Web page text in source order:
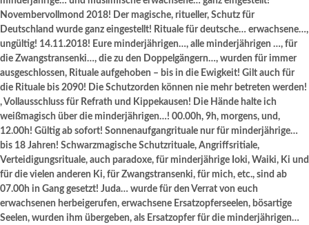
Novembervollmond 2018! Der magische, ritueller, Schutz für
Deutschland wurde ganz eingestellt! Rituale für deutsche… erwachsene…,
ungültig! 14.11.2018! Eure minderjährigen…, alle minderjährigen …, für
die Zwangstransenki…, die zu den Doppelgängern…, wurden für immer
ausgeschlossen, Rituale aufgehoben – bis in die Ewigkeit! Gilt auch für
die Rituale bis 2090! Die Schutzorden können nie mehr betreten werden!
, Vollausschluss für Refrath und Kippekausen! Die Hände halte ich
weißmagisch über die minderjährigen…! 00.00h, 9h, morgens, und,
12.00h! Gültig ab sofort! Sonnenaufgangrituale nur für minderjährige…
bis 18 Jahren! Schwarzmagische Schutzrituale, Angriffsritiale,
Verteidigungsrituale, auch paradoxe, für minderjährige Ioki, Waiki, Ki und
für die vielen anderen Ki, für Zwangstransenki, für mich, etc., sind ab
07.00h in Gang gesetzt! Juda… wurde für den Verrat von euch
erwachsenen herbeigerufen, erwachsene Ersatzopferseelen, bösartige
Seelen, wurden ihm übergeben, als Ersatzopfer für die minderjährigen…